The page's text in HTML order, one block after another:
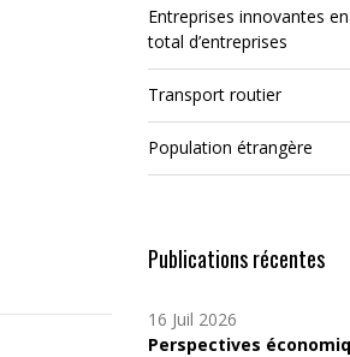
Entreprises innovantes
total d’entreprises
Transport routier
Population étrangère
Publications récentes
16 Juil 2026
Perspectives